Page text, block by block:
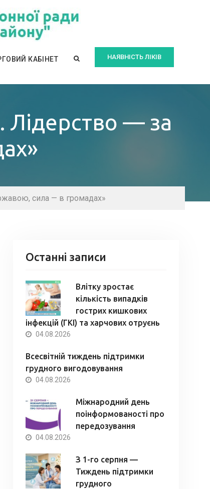
НАЯВНІСТЬ ЛІКІВ
КАБІНЕТ
— за
сила — в громадах»
Останні записи
Влітку зростає
кількість випадків
гострих кишкових
інфекцій (ГКІ) та харчових отруєнь
04.08.2026
Всесвітній тиждень підтримки
грудного вигодовування
04.08.2026
Міжнародний день
поінформованості про
передозування
04.08.2026
З 1-го серпня —
Тиждень підтримки
грудного